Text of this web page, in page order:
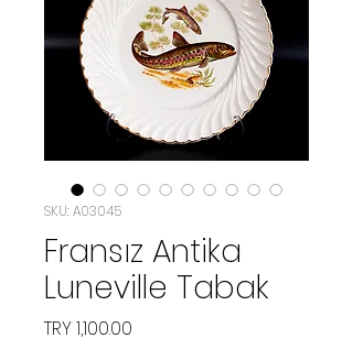
SKU: A03045
Fransız Antika
Luneville Tabak
TRY 1,100.00